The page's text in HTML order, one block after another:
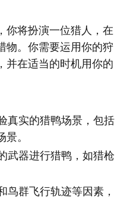
你将扮演一位猎人，在
物。你需要运用你的狩
并在适当的时机用你的
真实的猎鸭场景，包括
。
武器进行猎鸭，如猎枪
鸟群飞行轨迹等因素，